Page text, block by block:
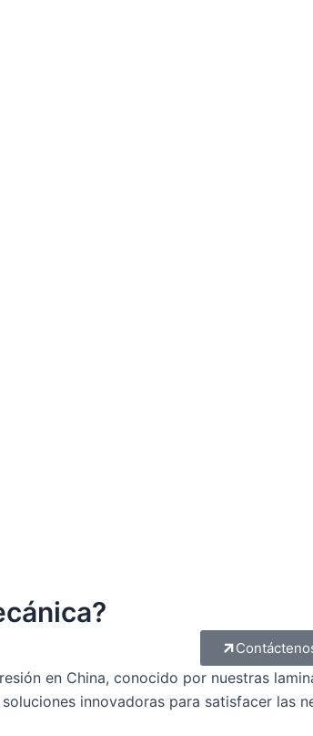
en China, conocido por nuestras
innovadoras para satisfacer las